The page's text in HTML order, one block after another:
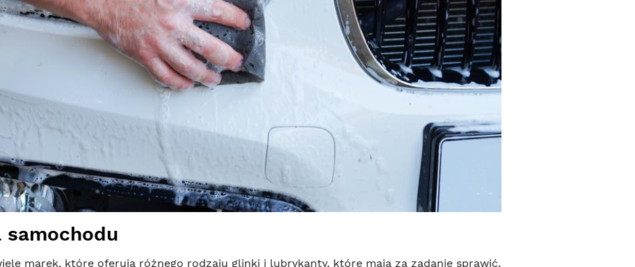
samochodu
marek, które oferują różnego rodzaju glinki i lubrykanty, które mają za zadanie sprawić,